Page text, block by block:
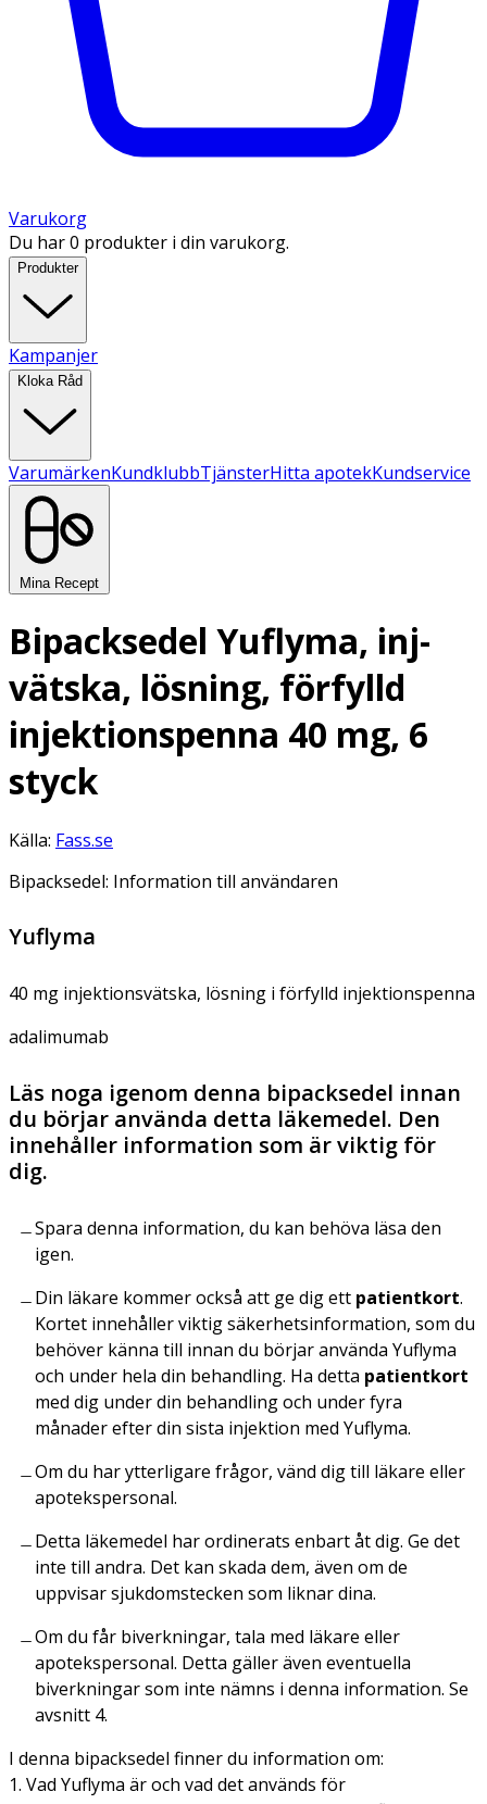
Varukorg
Du har 0 produkter i din varukorg.
Produkter
Kampanjer
Kloka Råd
VarumärkenKundklubbTjänsterHitta apotekKundservice
Mina Recept
Bipacksedel Yuflyma, inj-
vätska, lösning, förfylld
injektionspenna 40 mg, 6
styck
Källa: Fass.se
Bipacksedel: Information till användaren
Yuflyma
40 mg injektionsvätska, lösning i förfylld injektionspenna
adalimumab
Läs noga igenom denna bipacksedel innan
du börjar använda detta läkemedel. Den
innehåller information som är viktig för
dig.
Spara denna information, du kan behöva läsa den
igen.
Din läkare kommer också att ge dig ett patientkort.
Kortet innehåller viktig säkerhetsinformation, som du
behöver känna till innan du börjar använda Yuflyma
och under hela din behandling. Ha detta patientkort
med dig under din behandling och under fyra
månader efter din sista injektion med Yuflyma.
Om du har ytterligare frågor, vänd dig till läkare eller
apotekspersonal.
Detta läkemedel har ordinerats enbart åt dig. Ge det
inte till andra. Det kan skada dem, även om de
uppvisar sjukdomstecken som liknar dina.
Om du får biverkningar, tala med läkare eller
apotekspersonal. Detta gäller även eventuella
biverkningar som inte nämns i denna information. Se
avsnitt 4.
I denna bipacksedel finner du information om:
1. Vad Yuflyma är och vad det används för